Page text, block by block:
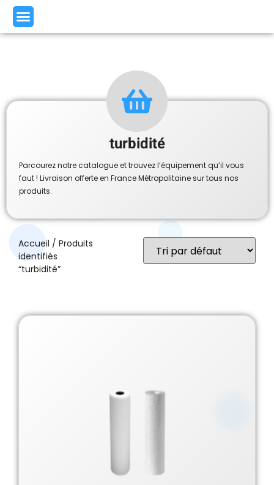
turbidité
Parcourez notre catalogue et trouvez l’équipement qu’il vous
faut ! Livraison offerte en France Métropolitaine sur tous nos
produits.
Accueil / Produits
identifiés
“turbidité”